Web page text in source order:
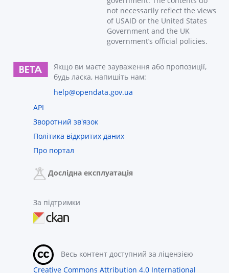
not necessarily reflect the views
of USAID or the United States
Government and the UK
government’s official policies.
Якщо ви маєте зауваження або пропозиції,
будь ласка, напишіть нам:
help@opendata.gov.ua
API
Зворотний зв'язок
Політика відкритих даних
Про портал
Дослідна експлуатація
За підтримки
Весь контент доступний за ліцензією
Creative Commons Attribution 4.0 International